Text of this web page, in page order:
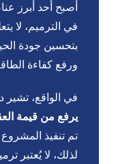
أصبح أحد أبرز
في الترميم، لا
بتحسين جودة
ورفع كفاءة
في الواقع،
يرفع من قيمة
تم تنفيذ
لذلك، لا يُعتبر